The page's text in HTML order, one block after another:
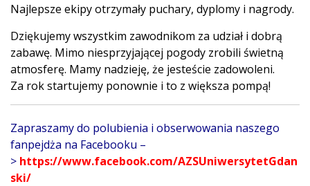
Najlepsze ekipy otrzymały puchary, dyplomy i nagrody.
Dziękujemy wszystkim zawodnikom za udział i dobrą
zabawę. Mimo niesprzyjającej pogody zrobili świetną
atmosferę. Mamy nadzieję, że jesteście zadowoleni.
Za rok startujemy ponownie i to z większa pompą!
Zapraszamy do polubienia i obserwowania naszego
fanpejdża na Facebooku –
> https://www.facebook.com/AZSUniwersytetGdan
ski/